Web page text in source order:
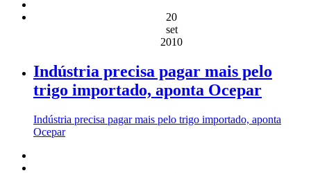
20
set
2010
Indústria precisa pagar mais pelo
trigo importado, aponta Ocepar
Indústria precisa pagar mais pelo trigo importado, aponta
Ocepar